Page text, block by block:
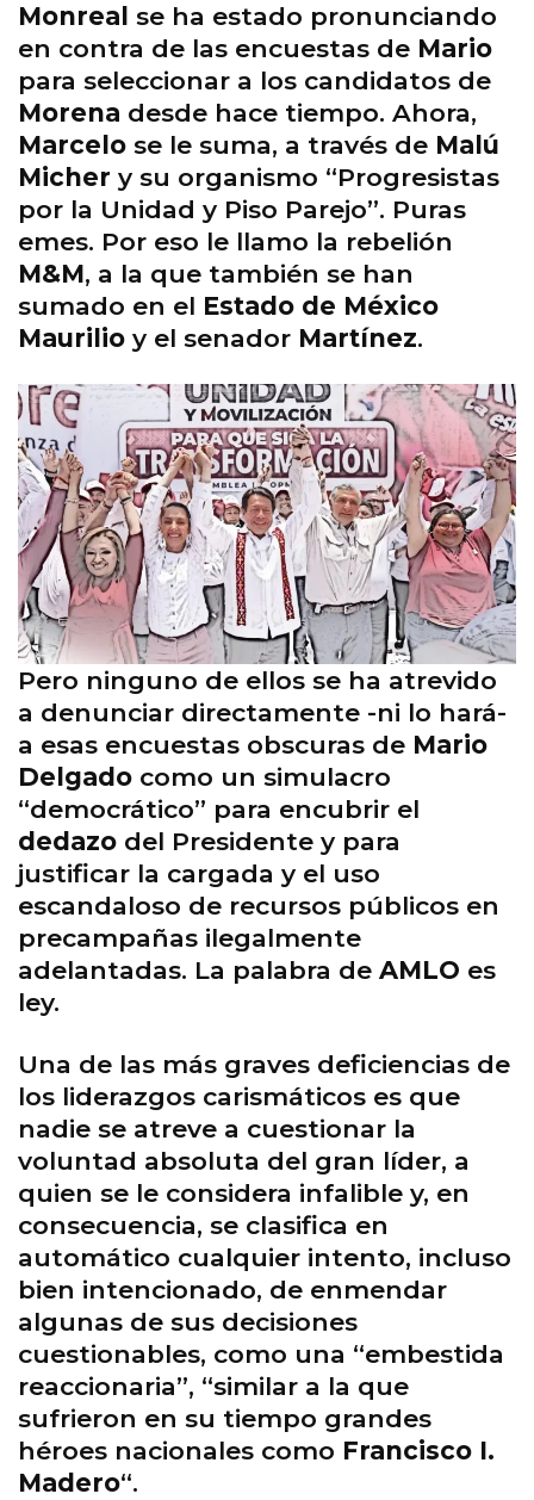
Monreal se ha estado pronunciando
en contra de las encuestas de Mario
para seleccionar a los candidatos de
Morena desde hace tiempo. Ahora,
Marcelo se le suma, a través de Malú
Micher y su organismo “Progresistas
por la Unidad y Piso Parejo”. Puras
emes. Por eso le llamo la rebelión
M&M, a la que también se han
sumado en el Estado de México
Maurilio y el senador Martínez.
Pero ninguno de ellos se ha atrevido
a denunciar directamente -ni lo hará-
a esas encuestas obscuras de Mario
Delgado como un simulacro
“democrático” para encubrir el
dedazo del Presidente y para
justificar la cargada y el uso
escandaloso de recursos públicos en
precampañas ilegalmente
adelantadas. La palabra de AMLO es
ley.
Una de las más graves deficiencias de
los liderazgos carismáticos es que
nadie se atreve a cuestionar la
voluntad absoluta del gran líder, a
quien se le considera infalible y, en
consecuencia, se clasifica en
automático cualquier intento, incluso
bien intencionado, de enmendar
algunas de sus decisiones
cuestionables, como una “embestida
reaccionaria”, “similar a la que
sufrieron en su tiempo grandes
héroes nacionales como Francisco I.
Madero“.